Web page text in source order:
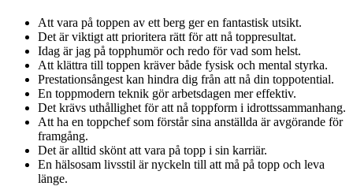
Att vara på toppen av ett berg ger en fantastisk utsikt.
Det är viktigt att prioritera rätt för att nå toppresultat.
Idag är jag på topphumör och redo för vad som helst.
Att klättra till toppen kräver både fysisk och mental styrka.
Prestationsångest kan hindra dig från att nå din toppotential.
En toppmodern teknik gör arbetsdagen mer effektiv.
Det krävs uthållighet för att nå toppform i idrottssammanhang.
Att ha en toppchef som förstår sina anställda är avgörande för
framgång.
Det är alltid skönt att vara på topp i sin karriär.
En hälsosam livsstil är nyckeln till att må på topp och leva
länge.